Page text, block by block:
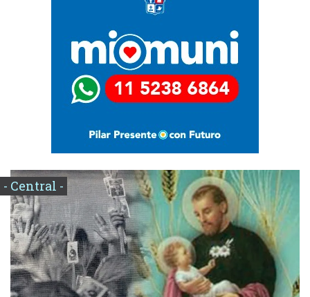
- Central -